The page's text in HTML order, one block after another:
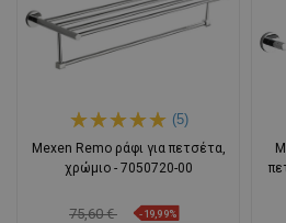
(5)
Mexen Remo ράφι για πετσέτα,
χρώμιο - 7050720-00
75,60 € -19,99%